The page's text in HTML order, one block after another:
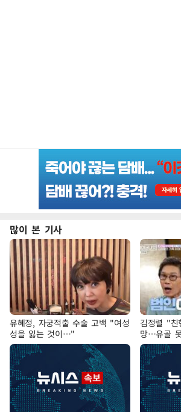
많이 본 기사
유혜정, 자궁적출 수술 고백 "여성
성을 잃는 것이…"
김정렬 "친
망…유골